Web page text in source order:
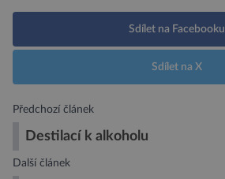
Sdílet na Facebooku
Sdílet na X
Předchozí článek
Destilací k alkoholu
Další článek